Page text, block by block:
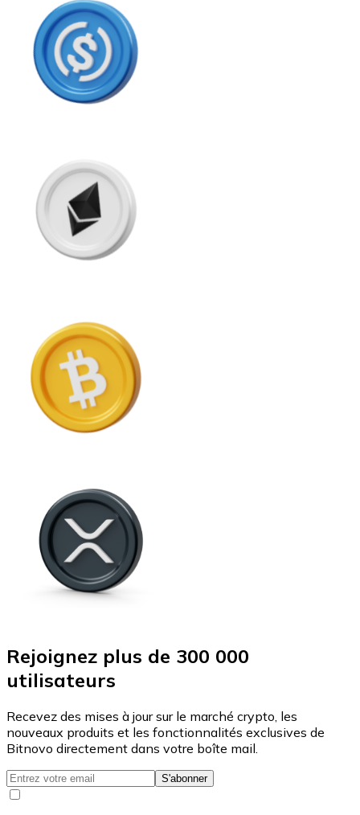
Rejoignez plus de 300 000
utilisateurs
Recevez des mises à jour sur le marché crypto, les
nouveaux produits et les fonctionnalités exclusives de
Bitnovo directement dans votre boîte mail.
S'abonner